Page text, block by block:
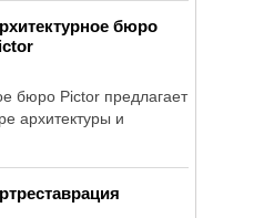
бюро
бюро Pictor предлагает
архитектуры и